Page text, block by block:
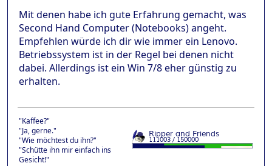
Mit denen habe ich gute Erfahrung gemacht, was
Second Hand Computer (Notebooks) angeht.
Empfehlen würde ich dir wie immer ein Lenovo.
Betriebssystem ist in der Regel bei denen nicht
dabei. Allerdings ist ein Win 7/8 eher günstig zu
erhalten.
"Kaffee?"
"Ja, gerne."
"Wie möchtest du ihn?"
"Schütte ihn mir einfach ins
Gesicht!"